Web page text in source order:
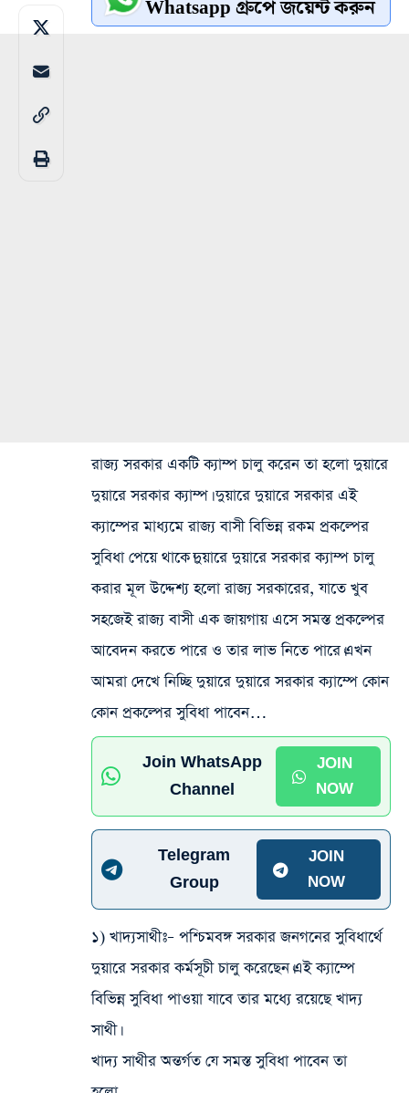
Whatsapp গ্রুপে জয়েন্ট করুন
রাজ্য সরকার একটি ক্যাম্প চালু করেন তা হলো দুয়ারে
দুয়ারে সরকার ক্যাম্প। দুয়ারে দুয়ারে সরকার এই
ক্যাম্পের মাধ্যমে রাজ্য বাসী বিভিন্ন রকম প্রকল্পের
সুবিধা পেয়ে থাকে।দুয়ারে দুয়ারে সরকার ক্যাম্প চালু
করার মূল উদ্দেশ্য হলো রাজ্য সরকারের, যাতে খুব
সহজেই রাজ্য বাসী এক জায়গায় এসে সমস্ত প্রকল্পের
আবেদন করতে পারে ও তার লাভ নিতে পারে।এখন
আমরা দেখে নিচ্ছি দুয়ারে দুয়ারে সরকার ক্যাম্পে কোন
কোন প্রকল্পের সুবিধা পাবেন…
Join WhatsApp
Channel
JOIN
NOW
Telegram
Group
JOIN
NOW
১) খাদ্যসাথীঃ– পশ্চিমবঙ্গ সরকার জনগনের সুবিধার্থে
দুয়ারে সরকার কর্মসূচী চালু করেছেন।এই ক্যাম্পে
বিভিন্ন সুবিধা পাওয়া যাবে তার মধ্যে রয়েছে খাদ্য
সাথী।
খাদ্য সাথীর অন্তর্গত যে সমস্ত সুবিধা পাবেন তা